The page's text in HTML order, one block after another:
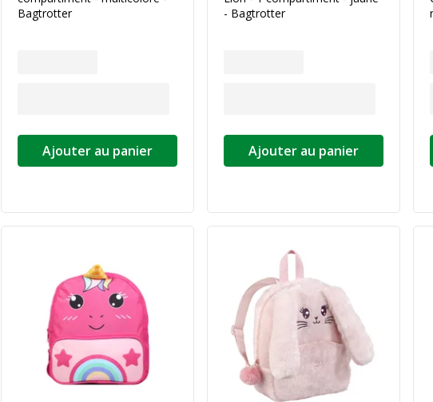
Bagtrotter
Ajouter au panier
- Bagtrotter
Ajouter au panier